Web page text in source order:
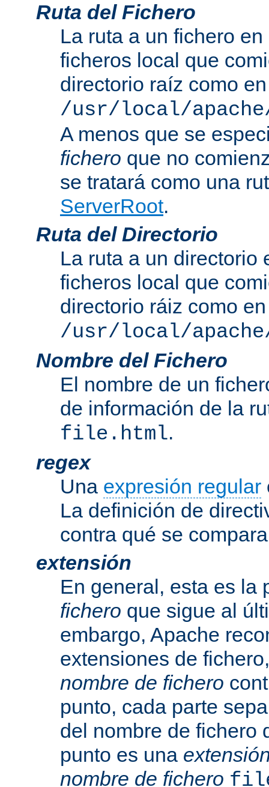
Ruta del Fichero
La ruta a un fichero
ficheros local que
directorio raíz como en
/usr/local/
A menos que se
fichero que no
se tratará como una
ServerRoot.
Ruta del Directorio
La ruta a un directorio
ficheros local que
directorio ráiz como en
/usr/local/
Nombre del Fichero
El nombre de un
de información de la
file.html.
regex
Una expresión regular
La definición de
contra qué se
extensión
En general, esta es la
fichero que sigue al
embargo, Apache
extensiones de
nombre de fichero
punto, cada parte
del nombre de fichero
punto es una
nombre de fichero